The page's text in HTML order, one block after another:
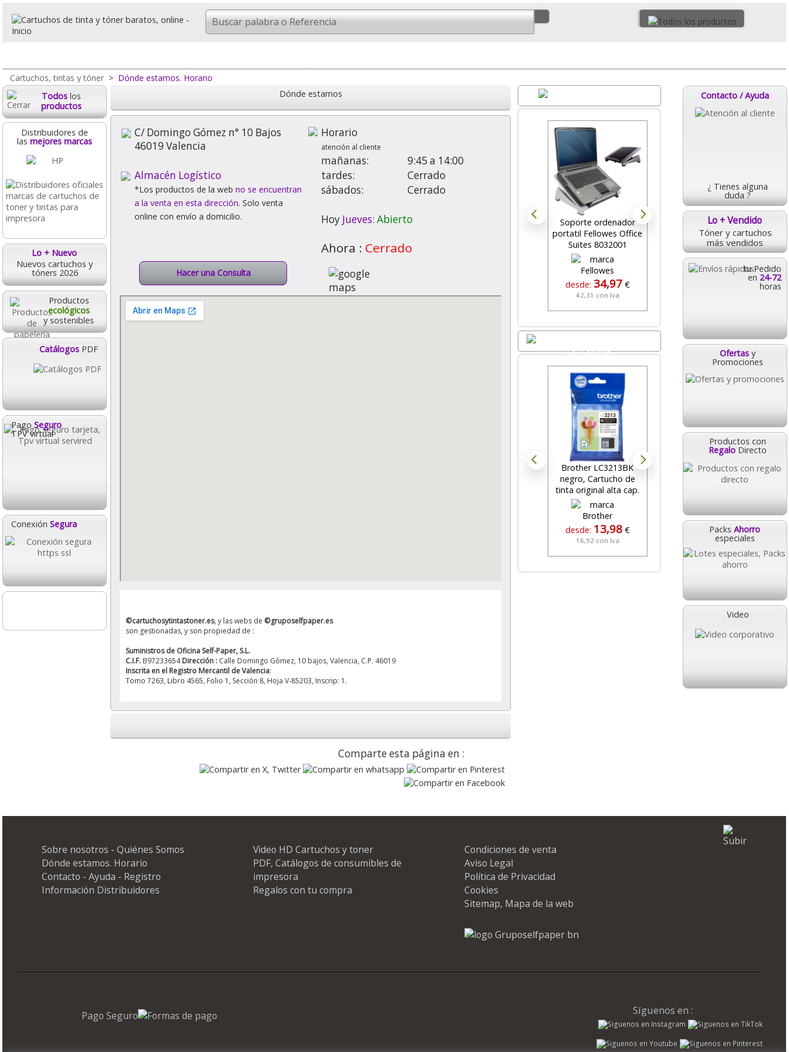
Cartuchos, tintas y tóner > Dónde estamos. Horario
Todos los
productos
Distribuidores de
las mejores marcas
Lo + Nuevo
Nuevos cartuchos y
tóners 2026
Productos
ecológicos
y sostenibles
Catálogos PDF
Pago Seguro
TPV virtual
Conexión Segura
Contacto / Ayuda
¿ Tienes alguna
duda ?
Lo + Vendido
Tóner y cartuchos
más vendidos
tu Pedido
en 24-72
horas
Ofertas y
Promociones
Productos con
Regalo Directo
Packs Ahorro
especiales
Video
Dónde estamos
C/ Domingo Gómez n° 10 Bajos
46019 Valencia
Almacén Logístico
*Los productos de la webno se encuentran
a la venta en esta dirección. Solo venta
online con envío a domicilio.
Horario
atención al cliente
mañanas:
9:45 a 14:00
tardes:
Cerrado
sábados:
Cerrado
Hoy Jueves: Abierto
Ahora : Cerrado
Hacer una Consulta
©cartuchosytintastoner.es, y las webs de ©gruposelfpaper.es
son gestionadas, y son propiedad de :
Suministros de Oficina Self-Paper, S.L.
C.I.F. B97233654Dirección : Calle Domingo Gómez, 10 bajos, Valencia, C.P. 46019
Inscrita en el Registro Mercantil de Valencia:
Tomo 7263, Libro 4565, Folio 1, Sección 8, Hoja V-85203, Inscrip: 1.
Comparte esta página en :
Soporte ordenador
portatil Fellowes Office
Suites 8032001
desde: 34,97 €
42,31 con Iva
Pack Ahorro Cartuchos
HP 301Negro + Tricolor
Lo + Nuevo
Brother LC3213BK
negro, Cartucho de
tinta original alta cap.
desde: 13,98 €
16,92 con Iva
Toner Compatible
Qconnect Brother
desde: 58,59 €
70,89 con Iva
Sobre nosotros - Quiénes Somos
Dónde estamos. Horario
Contacto - Ayuda - Registro
Información Distribuidores
Video HD Cartuchos y toner
PDF, Catálogos de consumibles de
impresora
Regalos con tu compra
Condiciones de venta
Aviso Legal
Política de Privacidad
Cookies
Sitemap, Mapa de la web
Síguenos en :
Pago Seguro